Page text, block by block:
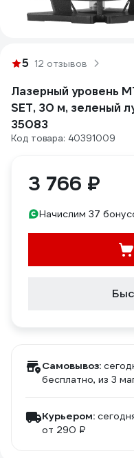
5 12 отзывов
Лазерный уровень
SET, 30 м, зеленый
35083
Код товара: 40391009
3 766 ₽
Начислим 37
Самовывоз:
бесплатно, из 3
Курьером:
от 290 ₽